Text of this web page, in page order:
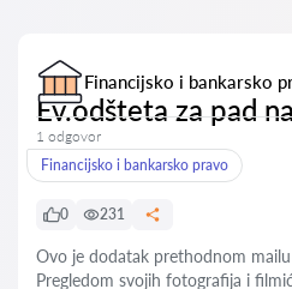
Financijsko i bankarsko
Ev.odšteta za pad
1 odgovor
Financijsko i bankarsko pravo
0 231
Ovo je dodatak prethodnom
Pregledom svojih fotografija i